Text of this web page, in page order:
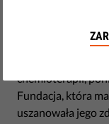
chemioterapii,
Fundacja, która
uszanowała jego